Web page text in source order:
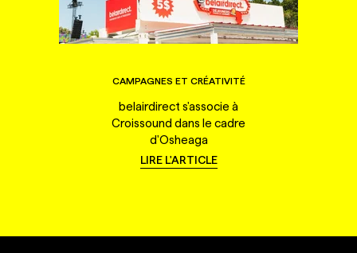
CAMPAGNES ET CRÉATIVITÉ
belairdirect s'associe à
Croissound dans le cadre
d'Osheaga
LIRE L'ARTICLE